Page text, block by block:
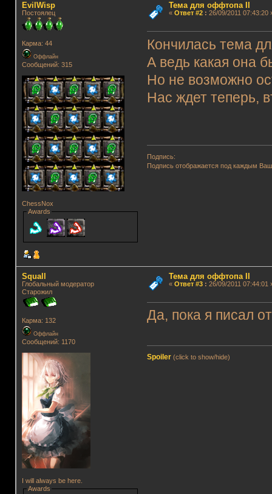
EvilWisp
Постоялец
Карма: 44
Оффлайн
Сообщений: 315
ChessNox
Awards
Тема для оффтопа II
« Ответ #2: 26/09/2011 07:43:20
Кончилась тема
А ведь какая она
Но не возможно
Нас ждет теперь,
Подпись:
Подпись отображается под каждым
Squall
Глобальный модератор
Старожил
Карма: 132
Оффлайн
Сообщений: 1170
I will always be here.
Awards
Тема для оффтопа II
« Ответ #3: 26/09/2011 07:44:01
Да, пока я писал
Spoiler (click to show/hide)